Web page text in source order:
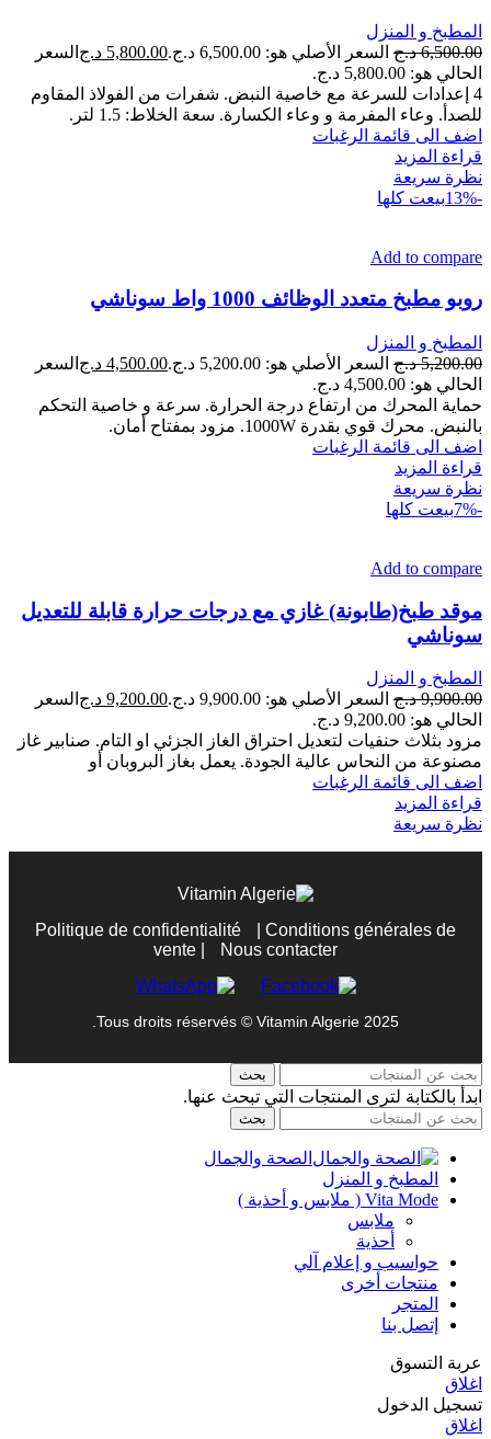
المطبخ و المنزل
6,500.00 د.ج السعر الأصلي هو: 6,500.00 د.ج. 5,800.00 د.ج السعر
الحالي هو: 5,800.00 د.ج.
4 إعدادات للسرعة مع خاصية النبض. شفرات من الفولاذ المقاوم
للصدأ. وعاء المفرمة و وعاء الكسارة. سعة الخلاط: 1.5 لتر.
اضف الى قائمة الرغبات
قراءة المزيد
نظرة سريعة
-13%
بيعت كلها
Add to compare
روبو مطبخ متعدد الوظائف 1000 واط سوناشي
المطبخ و المنزل
5,200.00 د.ج السعر الأصلي هو: 5,200.00 د.ج. 4,500.00 د.ج السعر
الحالي هو: 4,500.00 د.ج.
حماية المحرك من ارتفاع درجة الحرارة. سرعة و خاصية التحكم
بالنبض. محرك قوي بقدرة 1000W. مزود بمفتاح أمان.
اضف الى قائمة الرغبات
قراءة المزيد
نظرة سريعة
-7%
بيعت كلها
Add to compare
موقد طبخ(طابونة) غازي مع درجات حرارة قابلة للتعديل
سوناشي
المطبخ و المنزل
9,900.00 د.ج السعر الأصلي هو: 9,900.00 د.ج. 9,200.00 د.ج السعر
الحالي هو: 9,200.00 د.ج.
مزود بثلاث حنفيات لتعديل احتراق الغاز الجزئي او التام. صنابير غاز
مصنوعة من النحاس عالية الجودة. يعمل بغاز البروبان أو
اضف الى قائمة الرغبات
قراءة المزيد
نظرة سريعة
Politique de confidentialité
Conditions générales de
vente
Nous contacter
Tous droits réservés © Vitamin Algerie 2025.
بحث
ابدأ بالكتابة لترى المنتجات التي تبحث عنها.
بحث
الصحة والجمال
المطبخ و المنزل
Vita Mode ( ملابس و أحذية )
ملابس
أحذية
حواسيب و إعلام آلي
منتجات أخرى
المتجر
إتصل بنا
عربة التسوق
اغلاق
تسجيل الدخول
اغلاق